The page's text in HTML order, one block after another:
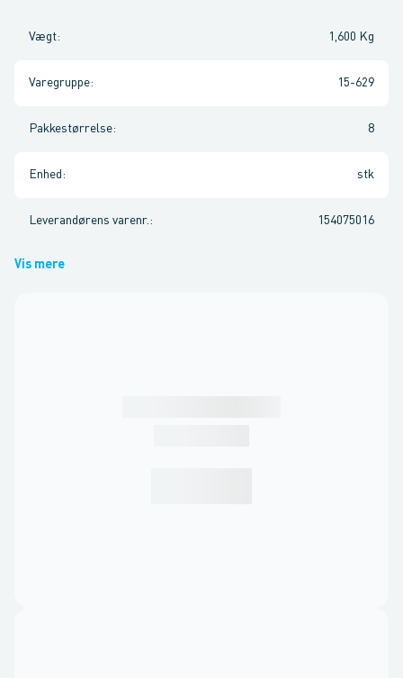
Vægt: 1,600 Kg
Varegruppe: 15-629
Pakkestørrelse: 8
Enhed : stk
Leverandørens varenr. : 154075016
Vis mere